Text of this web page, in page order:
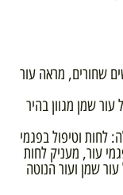
שחורים, מראה עור
שמן מגוון בהיר
לחות וטיפול בפגמי
בפגמי עור, מעניק לחות
שמן ועור הנוטה